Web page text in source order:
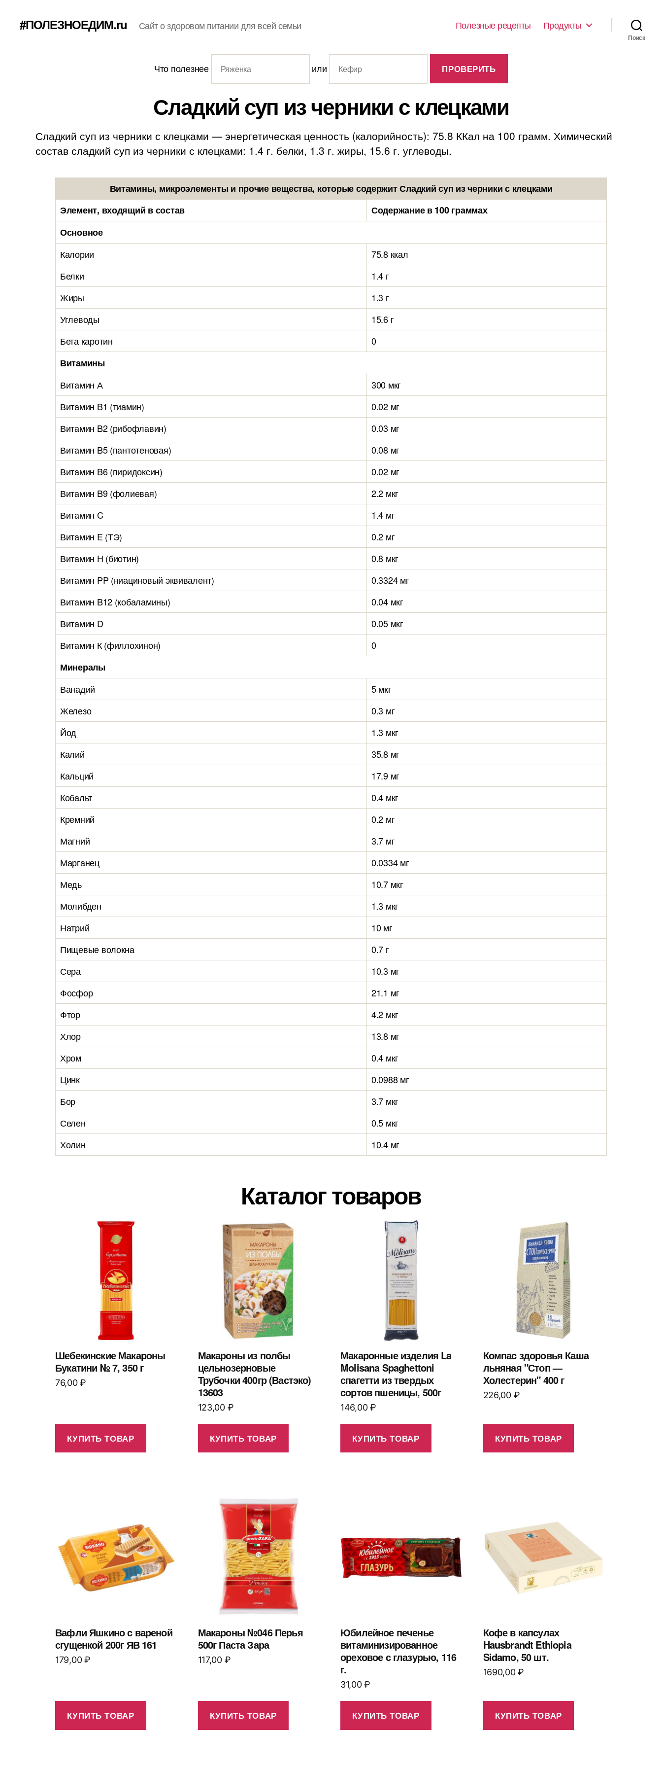
#ПОЛЕЗНОЕДИМ.ru Сайт о здоровом питании для всей семьи Полезные рецепты Продукты
Поиск
Что полезнее или
Сладкий суп из черники с клецками
Сладкий суп из черники с клецками — энергетическая ценность (калорийность): 75.8 ККал на 100 грамм. Химический
состав сладкий суп из черники с клецками: 1.4 г. белки, 1.3 г. жиры, 15.6 г. углеводы.
Витамины, микроэлементы и прочие вещества, которые содержит Сладкий суп из черники с клецками
Элемент, входящий в состав
Содержание в 100 граммах
Основное
Калории
75.8 ккал
Белки
1.4 г
Жиры
1.3 г
Углеводы
15.6 г
Бета каротин
0
Витамины
Витамин А
300 мкг
Витамин B1 (тиамин)
0.02 мг
Витамин B2 (рибофлавин)
0.03 мг
Витамин B5 (пантотеновая)
0.08 мг
Витамин B6 (пиридоксин)
0.02 мг
Витамин B9 (фолиевая)
2.2 мкг
Витамин C
1.4 мг
Витамин E (ТЭ)
0.2 мг
Витамин H (биотин)
0.8 мкг
Витамин PP (ниациновый эквивалент)
0.3324 мг
Витамин B12 (кобаламины)
0.04 мкг
Витамин D
0.05 мкг
Витамин К (филлохинон)
0
Минералы
Ванадий
5 мкг
Железо
0.3 мг
Йод
1.3 мкг
Калий
35.8 мг
Кальций
17.9 мг
Кобальт
0.4 мкг
Кремний
0.2 мг
Магний
3.7 мг
Марганец
0.0334 мг
Медь
10.7 мкг
Молибден
1.3 мкг
Натрий
10 мг
Пищевые волокна
0.7 г
Сера
10.3 мг
Фосфор
21.1 мг
Фтор
4.2 мкг
Хлор
13.8 мг
Хром
0.4 мкг
Цинк
0.0988 мг
Бор
3.7 мкг
Селен
0.5 мкг
Холин
10.4 мг
Каталог товаров
Шебекинские Макароны
Букатини № 7, 350 г
76,00₽
КУПИТЬ ТОВАР
Макароны из полбы
цельнозерновые
Трубочки 400гр (Вастэко)
13603
123,00 ₽
КУПИТЬ ТОВАР
Макаронные изделия La
Molisana Spaghettoni
спагетти из твердых
сортов пшеницы, 500г
146,00₽
КУПИТЬ ТОВАР
Компас здоровья Каша
льняная "Стоп —
Холестерин" 400 г
226,00 ₽
КУПИТЬ ТОВАР
Вафли Яшкино с вареной
сгущенкой 200г ЯВ 161
179,00₽
КУПИТЬ ТОВАР
Макароны №046 Перья
500г Паста Зара
117,00 ₽
КУПИТЬ ТОВАР
Юбилейное печенье
витаминизированное
ореховое с глазурью, 116
г.
31,00₽
КУПИТЬ ТОВАР
Кофе в капсулах
Hausbrandt Ethiopia
Sidamo, 50 шт.
1690,00₽
КУПИТЬ ТОВАР